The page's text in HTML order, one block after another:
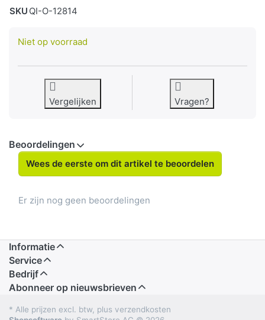
SKU QI-O-12814
Niet op voorraad
Vergelijken Vragen?
Beoordelingen
Wees de eerste om dit artikel te beoordelen
Er zijn nog geen beoordelingen
Informatie
Service
Bedrijf
Abonneer op nieuwsbrieven
* Alle prijzen excl. btw, plus verzendkosten